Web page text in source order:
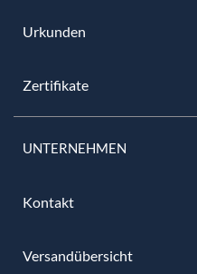
Urkunden
Zertifikate
UNTERNEHMEN
Kontakt
Versandübersicht